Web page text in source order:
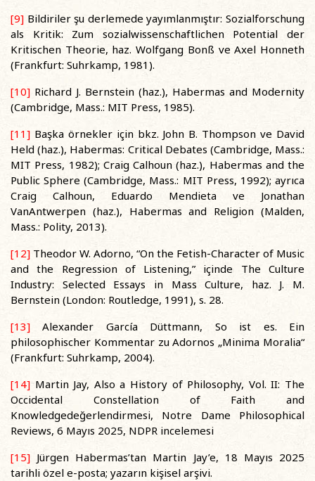
[9] Bildiriler şu derlemede yayımlanmıştır: Sozialforschung
als Kritik: Zum sozialwissenschaftlichen Potential der
Kritischen Theorie, haz. Wolfgang Bonß ve Axel Honneth
(Frankfurt: Suhrkamp, 1981).
[10] Richard J. Bernstein (haz.), Habermas and Modernity
(Cambridge, Mass.: MIT Press, 1985).
[11] Başka örnekler için bkz. John B. Thompson ve David
Held (haz.), Habermas: Critical Debates (Cambridge, Mass.:
MIT Press, 1982); Craig Calhoun (haz.), Habermas and the
Public Sphere (Cambridge, Mass.: MIT Press, 1992); ayrıca
Craig Calhoun, Eduardo Mendieta ve Jonathan
VanAntwerpen (haz.), Habermas and Religion (Malden,
Mass.: Polity, 2013).
[12] Theodor W. Adorno, “On the Fetish-Character of Music
and the Regression of Listening,” içinde The Culture
Industry: Selected Essays in Mass Culture, haz. J. M.
Bernstein (London: Routledge, 1991), s. 28.
[13] Alexander García Düttmann, So ist es. Ein
philosophischer Kommentar zu Adornos „Minima Moralia“
(Frankfurt: Suhrkamp, 2004).
[14] Martin Jay, Also a History of Philosophy, Vol. II: The
Occidental Constellation of Faith and
Knowledgedeğerlendirmesi, Notre Dame Philosophical
Reviews, 6 Mayıs 2025, NDPR incelemesi
[15] Jürgen Habermas’tan Martin Jay’e, 18 Mayıs 2025
tarihli özel e-posta; yazarın kişisel arşivi.